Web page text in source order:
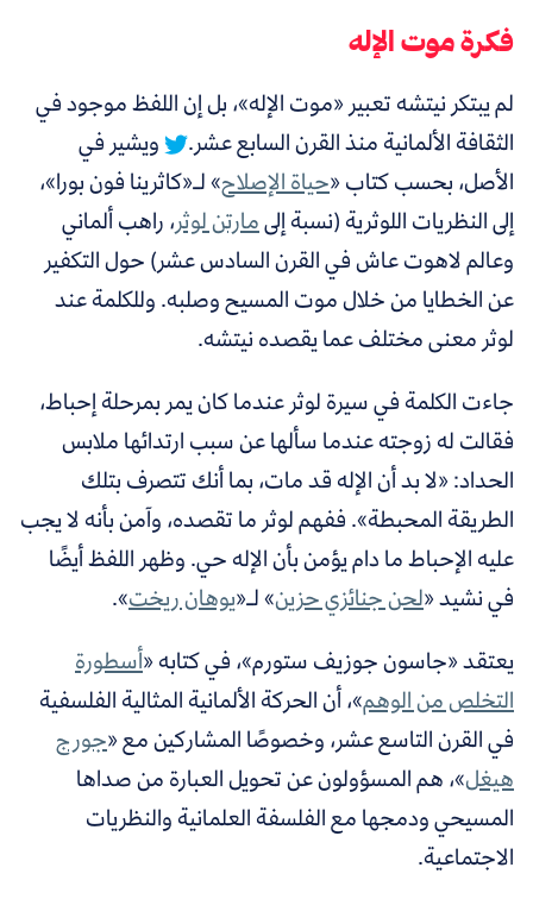
فكرة موت الإله
لم يبتكر نيتشه تعبير «موت الإله»، بل إن اللفظ موجود في
الثقافة الألمانية منذ القرن السابع عشر.
ويشير في
الأصل، بحسب كتاب «حياة الإصلاح» لـ«كاثرينا فون بورا»،
إلى النظريات اللوثرية (نسبةإلىمارتن لوثر، راهب ألماني
وعالم لاهوت عاش في القرن السادس عشر) حول التكفير
عن الخطايا من خلال موت المسيح وصلبه. وللكلمة عند
لوثر معنى مختلف عما يقصده نيتشه.
جاءت الكلمة في سيرة لوثر عندما كان يمر بمرحلة إحباط،
فقالت له زوجته عندما سألها عن سبب ارتدائها ملابس
الحداد: «لا بد أن الإله قد مات، بما أنك تتصرف بتلك
الطريقة المحبطة». ففهم لوثر ما تقصده، وآمن بأنه لا يجب
عليه الإحباط ما دام يؤمن بأن الإله حي. وظهر اللفظ أيضًا
في نشيد «لحن جنائزي حزين»لـ«يوهان ريخت».
يعتقد «جاسون جوزيف ستورم»، في كتابه «أسطورة
التخلص من الوهم»، أن الحركة الألمانية المثالية الفلسفية
في القرن التاسع عشر، وخصوصًا المشاركين مع «جورج
هيغل»، هم المسؤولون عن تحويل العبارة من صداها
المسيحي ودمجها مع الفلسفة العلمانية والنظريات
الاجتماعية.